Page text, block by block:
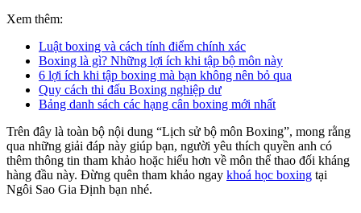
Xem thêm:
Luật boxing và cách tính điểm chính xác
Boxing là gì? Những lợi ích khi tập bộ môn này
6 lợi ích khi tập boxing mà bạn không nên bỏ qua
Quy cách thi đấu Boxing nghiệp dư
Bảng danh sách các hạng cân boxing mới nhất
Trên đây là toàn bộ nội dung “Lịch sử bộ môn Boxing”, mong rằng
qua những giải đáp này giúp bạn, người yêu thích quyền anh có
thêm thông tin tham khảo hoặc hiểu hơn về môn thể thao đối kháng
hàng đầu này. Đừng quên tham khảo ngay khoá học boxing tại
Ngôi Sao Gia Định bạn nhé.